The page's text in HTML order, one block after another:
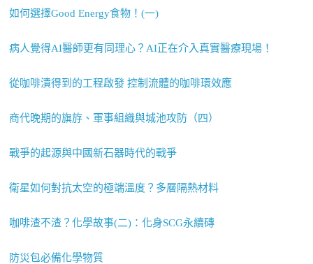
如何選擇Good Energy食物！(一)
病人覺得AI醫師更有同理心？AI正在介入真實醫療現場！
從咖啡漬得到的工程啟發 控制流體的咖啡環效應
商代晚期的旗斿、軍事組織與城池攻防（四）
戰爭的起源與中國新石器時代的戰爭
衛星如何對抗太空的極端溫度？多層隔熱材料
咖啡渣不渣？化學故事(二)：化身SCG永續磚
防災包必備化學物質